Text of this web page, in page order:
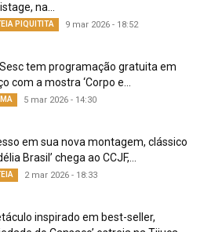
na...
PIQUITITA 9 mar 2026 - 18:52
tem programação gratuita em
com a mostra ‘Corpo e...
5 mar 2026 - 14:30
em sua nova montagem, clássico
Brasil’ chega ao CCJF,...
2 mar 2026 - 18:33
inspirado em best-seller,